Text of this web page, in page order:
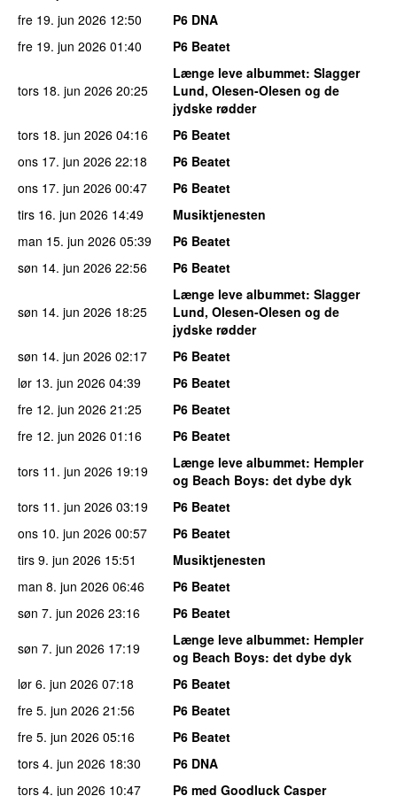
fre 19. jun 2026 12:50
P6 DNA
fre 19. jun 2026 01:40 P6 Beatet
tors 18. jun 2026 20:25
Længe leve albummet: Slagger
Lund, Olesen-Olesen og de
jydske rødder
tors 18. jun 2026 04:16
P6 Beatet
ons 17. jun 2026 22:18
P6 Beatet
ons 17. jun 2026 00:47
P6 Beatet
tirs 16. jun 2026 14:49
Musiktjenesten
man 15. jun 2026 05:39
P6 Beatet
søn 14. jun 2026 22:56 P6 Beatet
søn 14. jun 2026 18:25
Længe leve albummet: Slagger
Lund, Olesen-Olesen og de
jydske rødder
søn 14. jun 2026 02:17
P6 Beatet
lør 13. jun 2026 04:39
P6 Beatet
fre 12. jun 2026 21:25
P6 Beatet
fre 12. jun 2026 01:16
P6 Beatet
tors 11. jun 2026 19:19 Længe leve albummet: Hempler
og Beach Boys: det dybe dyk
tors 11. jun 2026 03:19
P6 Beatet
ons 10. jun 2026 00:57
P6 Beatet
tirs 9. jun 2026 15:51
Musiktjenesten
man 8. jun 2026 06:46
P6 Beatet
søn 7. jun 2026 23:16
P6 Beatet
søn 7. jun 2026 17:19 Længe leve albummet: Hempler
og Beach Boys: det dybe dyk
lør 6. jun 2026 07:18
P6 Beatet
fre 5. jun 2026 21:56
P6 Beatet
fre 5. jun 2026 05:16
P6 Beatet
tors 4. jun 2026 18:30
P6 DNA
tors 4. jun 2026 10:47
P6 med Goodluck Casper